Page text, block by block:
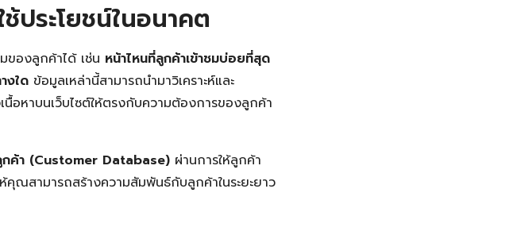
ประโยชน์ในอนาคต
ของลูกค้าได้ เช่น หน้าไหนที่ลูกค้าเข้าชมบ่อยที่สุด
งใด ข้อมูลเหล่านี้สามารถนำมาวิเคราะห์และ
อหาบนเว็บไซต์ให้ตรงกับความต้องการของลูกค้า
กค้า (Customer Database) ผ่านการให้ลูกค้า
คุณสามารถสร้างความสัมพันธ์กับลูกค้าในระยะยาว